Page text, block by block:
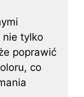
nie tylko
poprawić
co